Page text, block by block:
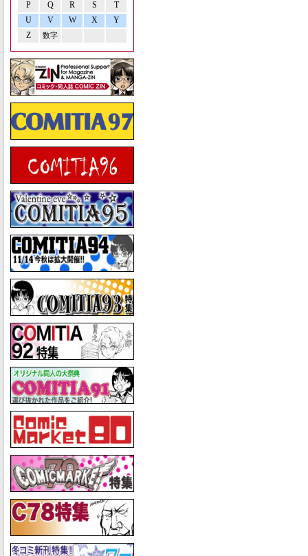
P Q R S
T
U
V W X
Y
Z
数字